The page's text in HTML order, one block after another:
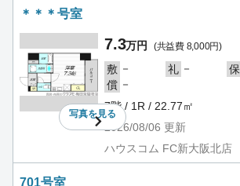
＊＊＊号室
写真を見る
7.3万円 (共益費 8,000円)
敷 － 礼 － 保
償 －
7階 / 1R / 22.77㎡
2026/08/06 更新
ハウスコム FC新大阪北店
701号室